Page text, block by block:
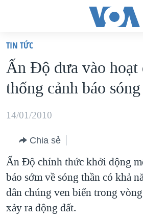
truy
cập
Tới
dung
chính
điều
hướng
chính
Đi
TRANG CHỦ
VIỆT NAM
HOA KỲ
BIỂN ĐÔNG
BLOG
DIỄN ĐÀN
MỤC
TỰ DO BÁO CHÍ
CHUYÊN ĐỀ
TIN TỨC
Ấn Ðộ đưa vào hoạt
thống cảnh báo
14/01/2010
Chia sẻ
Ấn Ðộ chính thức khởi động
báo sớm về sóng thần có khả
dân chúng ven biển trong
xảy ra động đất.